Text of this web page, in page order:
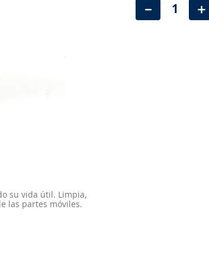
su vida útil. Limpia,
las partes móviles.
＋
－